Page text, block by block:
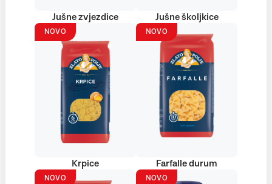
Jušne zvjezdice Jušne školjkice
NOVO
Krpice
NOVO
Farfalle durum
NOVO NOVO